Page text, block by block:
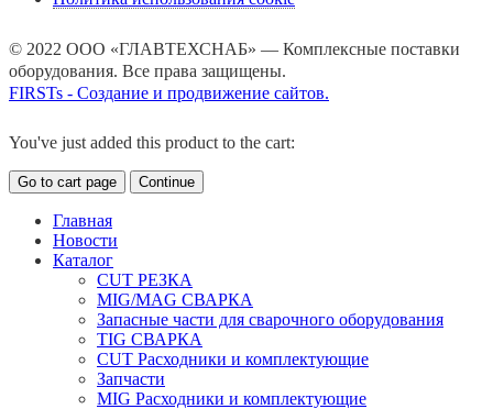
© 2022 ООО «ГЛАВТЕХСНАБ» — Комплексные поставки
оборудования. Все права защищены.
FIRSTs - Создание и продвижение сайтов.
You've just added this product to the cart:
Go to cart page Continue
Главная
Новости
Каталог
CUT РЕЗКА
MIG/MAG СВАРКА
Запасные части для сварочного оборудования
TIG СВАРКА
CUT Расходники и комплектующие
Запчасти
MIG Расходники и комплектующие